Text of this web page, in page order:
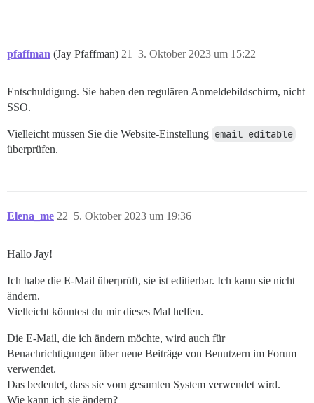
pfaffman (Jay Pfaffman) 3. Oktober 2023 um 15:22
21
Entschuldigung. Sie haben den regulären Anmeldebildschirm, nicht
SSO.
Vielleicht müssen Sie die Website-Einstellung email editable
überprüfen.
Elena_me 5. Oktober 2023 um 19:36
22
Hallo Jay!
Ich habe die E-Mail überprüft, sie ist editierbar. Ich kann sie nicht
ändern.
Vielleicht könntest du mir dieses Mal helfen.
Die E-Mail, die ich ändern möchte, wird auch für
Benachrichtigungen über neue Beiträge von Benutzern im Forum
verwendet.
Das bedeutet, dass sie vom gesamten System verwendet wird.
Wie kann ich sie ändern?